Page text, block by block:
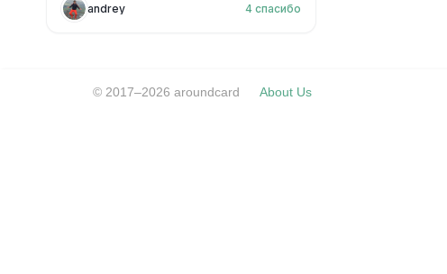
andrey 4 спасибо
© 2017–2026 aroundcard About Us